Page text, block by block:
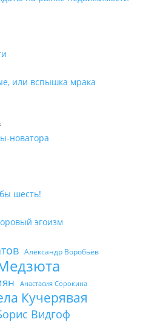
или вспышка мрака
новатора
шесть!
эгоизм
Александр Воробьёв
Анастасия Сорокина
Кучерявая
Видгоф